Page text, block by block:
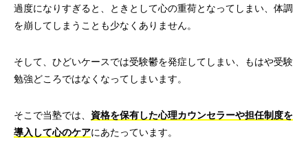
過度になりすぎると、ときとして心の重荷となってしまい、体調
を崩してしまうことも少なくありません。
そして、ひどいケースでは受験鬱を発症してしまい、もはや受験
勉強どころではなくなってしまいます。
そこで当塾では、 資格を保有した心理カウンセラーや担任制度を
導入して心のケアにあたっています。